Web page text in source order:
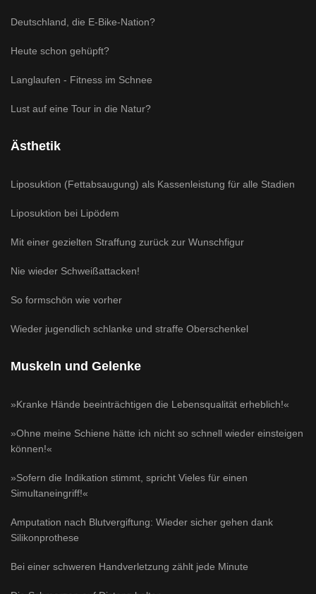
Deutschland, die E-Bike-Nation?
Heute schon gehüpft?
Langlaufen - Fitness im Schnee
Lust auf eine Tour in die Natur?
Ästhetik
Liposuktion (Fettabsaugung) als Kassenleistung für alle Stadien
Liposuktion bei Lipödem
Mit einer gezielten Straffung zurück zur Wunschfigur
Nie wieder Schweißattacken!
So formschön wie vorher
Wieder jugendlich schlanke und straffe Oberschenkel
Muskeln und Gelenke
»Kranke Hände beeinträchtigen die Lebensqualität erheblich!«
»Ohne meine Schiene hätte ich nicht so schnell wieder einsteigen
können!«
»Sofern die Indikation stimmt, spricht Vieles für einen
Simultaneingriff!«
Amputation nach Blutvergiftung: Wieder sicher gehen dank
Silikonprothese
Bei einer schweren Handverletzung zählt jede Minute